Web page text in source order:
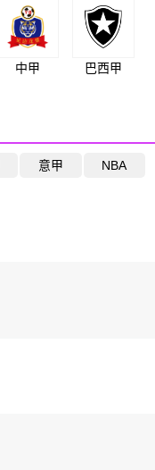
中甲 巴西甲
意甲 NBA